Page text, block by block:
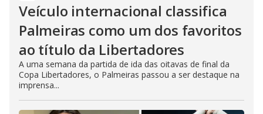
Veículo internacional classifica
Palmeiras como um dos favoritos
ao título da Libertadores
A uma semana da partida de ida das oitavas de final da
Copa Libertadores, o Palmeiras passou a ser destaque na
imprensa...